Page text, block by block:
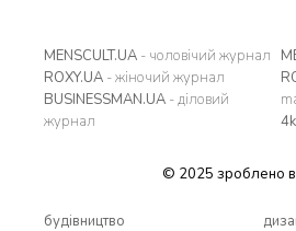
MENSCULT.UA - чоловічий журнал
ROXY.UA - жіночий журнал
BUSINESSMAN.UA - діловий
журнал
© 2025 зроблено в
будівництво